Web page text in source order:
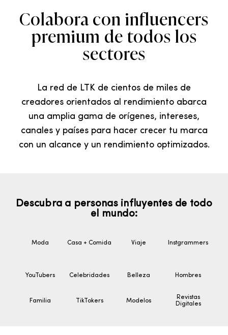
Colabora con influencers
premium de todos los
sectores
La red de LTK de cientos de miles de
creadores orientados al rendimiento abarca
una amplia gama de orígenes, intereses,
canales y países para hacer crecer tu marca
con un alcance y un rendimiento optimizados.
Descubra a personas influyentes de todo
el mundo:
Moda Casa + Comida Viaje Instgrammers
YouTubers Celebridades Belleza Hombres
Familia TikTokers Modelos
Revistas
Digitales